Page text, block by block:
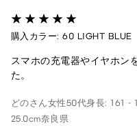
購入カラー: 60 LIGHT BLUE
スマホの充電器やイヤホン
た。
どのさん女性50代身長: 161 -
25.0cm奈良県